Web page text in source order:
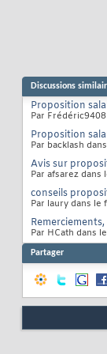
Discussions
Proposition
Par
Proposition
Par backlash
Avis sur
Par afsarez dans
conseils
Par laury dans le
Par HCath dans
Partager